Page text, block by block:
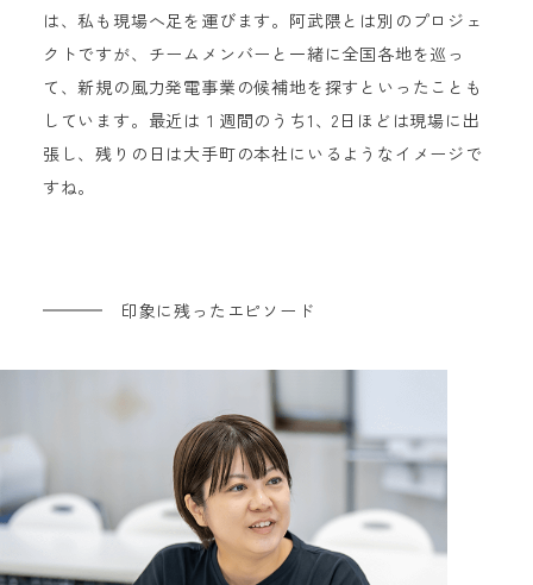
は、私も現場へ足を運びます。阿武隈とは別のプロジェ
クトですが、チームメンバーと一緒に全国各地を巡っ
て、新規の風力発電事業の候補地を探すといったことも
しています。最近は１週間のうち1、2日ほどは現場に出
張し、残りの日は大手町の本社にいるようなイメージで
すね。
印象に残ったエピソード